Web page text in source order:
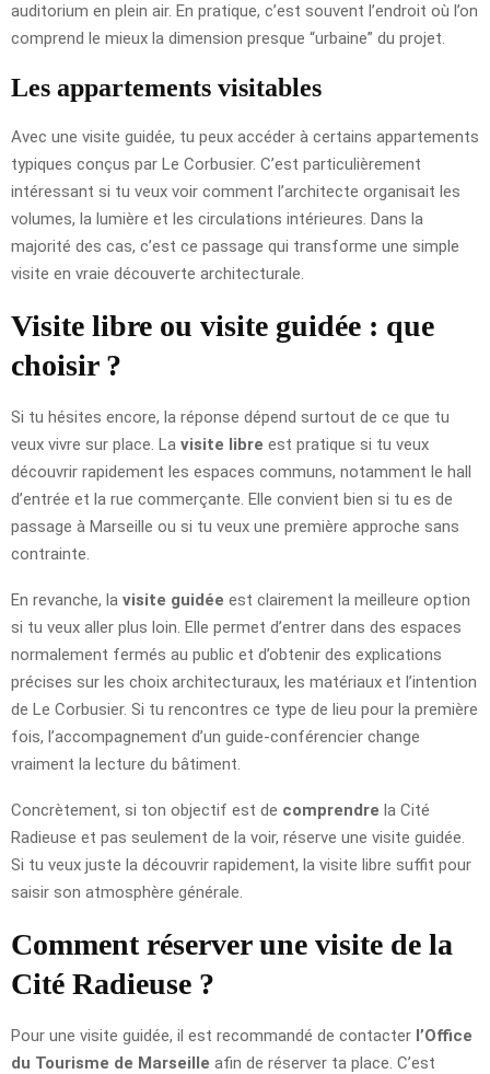
auditorium en plein air. En pratique, c’est souvent l’endroit où l’on
comprend le mieux la dimension presque “urbaine” du projet.
Les appartements visitables
Avec une visite guidée, tu peux accéder à certains appartements
typiques conçus par Le Corbusier. C’est particulièrement
intéressant si tu veux voir comment l’architecte organisait les
volumes, la lumière et les circulations intérieures. Dans la
majorité des cas, c’est ce passage qui transforme une simple
visite en vraie découverte architecturale.
Visite libre ou visite guidée : que
choisir ?
Si tu hésites encore, la réponse dépend surtout de ce que tu
veux vivre sur place. La visite libre est pratique si tu veux
découvrir rapidement les espaces communs, notamment le hall
d’entrée et la rue commerçante. Elle convient bien si tu es de
passage à Marseille ou si tu veux une première approche sans
contrainte.
En revanche, la visite guidée est clairement la meilleure option
si tu veux aller plus loin. Elle permet d’entrer dans des espaces
normalement fermés au public et d’obtenir des explications
précises sur les choix architecturaux, les matériaux et l’intention
de Le Corbusier. Si tu rencontres ce type de lieu pour la première
fois, l’accompagnement d’un guide-conférencier change
vraiment la lecture du bâtiment.
Concrètement, si ton objectif est de comprendre la Cité
Radieuse et pas seulement de la voir, réserve une visite guidée.
Si tu veux juste la découvrir rapidement, la visite libre suffit pour
saisir son atmosphère générale.
Comment réserver une visite de la
Cité Radieuse ?
Pour une visite guidée, il est recommandé de contacter l’Office
du Tourisme de Marseille afin de réserver ta place. C’est